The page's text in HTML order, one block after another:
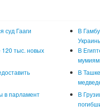
суд Гааги
В
120 тыс. новых
В
В
в парламент
В